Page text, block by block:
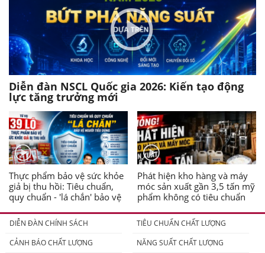
Diễn đàn NSCL Quốc gia 2026: Kiến tạo động
lực tăng trưởng mới
Thực phẩm bảo vệ sức khỏe
giả bị thu hồi: Tiêu chuẩn,
quy chuẩn - 'lá chắn' bảo vệ
Phát hiện kho hàng và máy
móc sản xuất gần 3,5 tấn mỹ
phẩm không có tiêu chuẩn
DIỄN ĐÀN CHÍNH SÁCH
TIÊU CHUẨN CHẤT LƯỢNG
CẢNH BÁO CHẤT LƯỢNG
NĂNG SUẤT CHẤT LƯỢNG